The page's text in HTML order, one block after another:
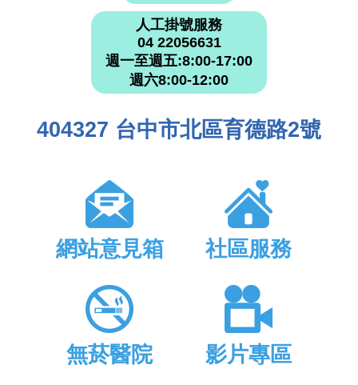
人工掛號服務
04 22056631
週一至週五:8:00-17:00
週六8:00-12:00
404327 台中市北區育德路2號
網站意見箱 社區服務
無菸醫院 影片專區